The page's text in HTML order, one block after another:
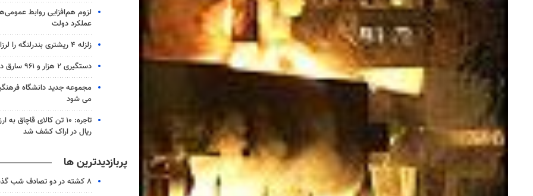
لزوم هم‌افزایی روابط‌
عملکرد دولت
زلزله ۴ ریشتری بندرلنگه را لرزاند
دستگیری ۲ هزار و ۹۶۱ سارق در آذربایجان‌شرقی
مجموعه جدید دانشگاه
می شود
ریال در اراک کشف شد
پربازدیدترین ها
۸ کشته در دو تصادف شب گذشته